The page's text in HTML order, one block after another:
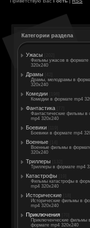
Категории раздела
Ужасы
Фильмы ужасов в формате
320x240
Драмы
Драмы, мелодрамы в
320x240
Комедии
Комедии в формате mp4
Фантастика
Фантастические фильмы в
mp4 320x240
Боевики
Боевики в формате mp4
Военные
Военные фильмы в
320x240
Триллеры
Триллеры в формате mp4
Катастрофы
Фильмы катастрофы в
mp4 320x240
Исторические
Исторические фильмы в
mp4 320x240
Приключения
Приключенческие фильмы
формате mp4 320x240